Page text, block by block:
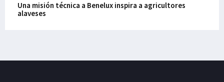
Una misión técnica a Benelux inspira a agricultores
alaveses